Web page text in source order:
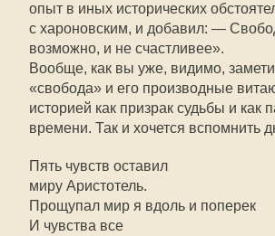
опыт в иных исторических
с хароновским, и добавил: —
возможно, и не счастливее».
Вообще, как вы уже, видимо,
«свобода» и его производные
историей как призрак судьбы и как
времени. Так и хочется вспомнить
Пять чувств оставил
миру Аристотель.
Прощупал мир я вдоль и поперек
И чувства все